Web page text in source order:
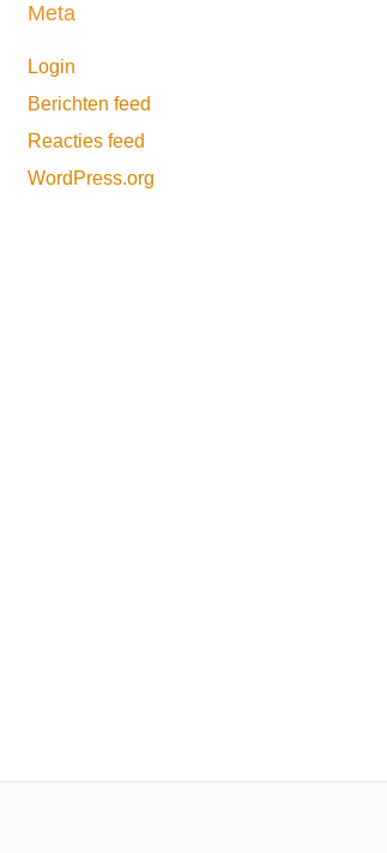
Meta
Login
Berichten feed
Reacties feed
WordPress.org